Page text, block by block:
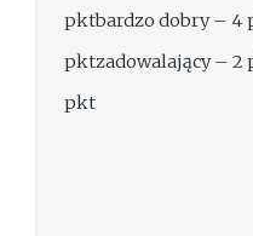
pktbardzo dobry – 4
pktzadowalający – 2
pkt